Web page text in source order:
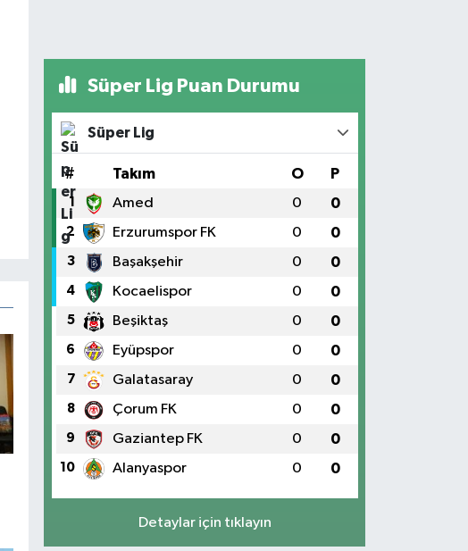
Süper Lig Puan Durumu
Süper Lig
# Takım O P
1 Amed 0 0
2 Erzurumspor FK 0 0
3 Başakşehir 0 0
4 Kocaelispor 0 0
5 Beşiktaş 0 0
6 Eyüpspor 0 0
7 Galatasaray 0 0
8 Çorum FK 0 0
9 Gaziantep FK 0 0
10 Alanyaspor 0 0
Detaylar için tıklayın